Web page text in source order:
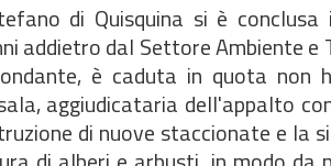
di Quisquina si è
addietro dal Settore Ambiente
è caduta in quota
aggiudicataria dell'appalto
di nuove staccionate e la